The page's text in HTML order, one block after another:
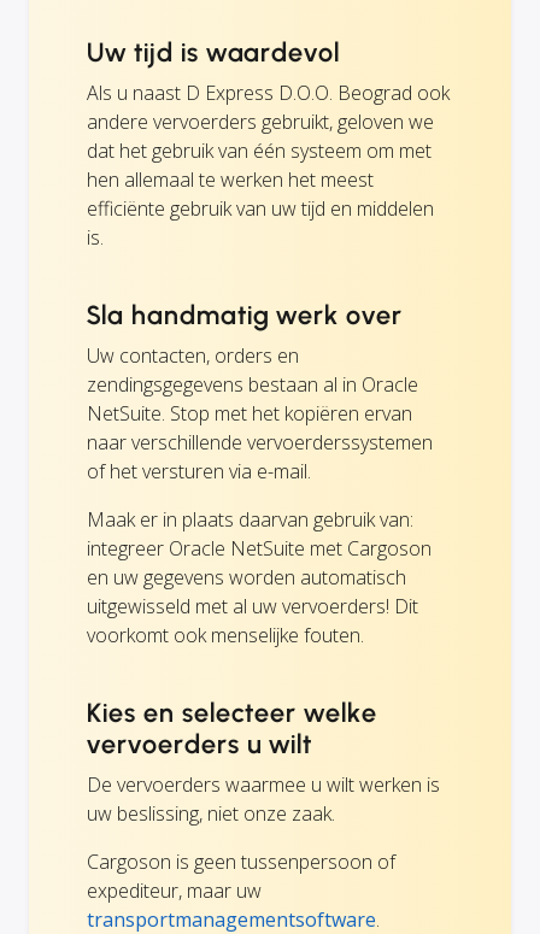
Uw tijd is waardevol
Als u naast D Express D.O.O. Beograd ook
andere vervoerders gebruikt, geloven we
dat het gebruik van één systeem om met
hen allemaal te werken het meest
efficiënte gebruik van uw tijd en middelen
is.
Sla handmatig werk over
Uw contacten, orders en
zendingsgegevens bestaan al in Oracle
NetSuite. Stop met het kopiëren ervan
naar verschillende vervoerderssystemen
of het versturen via e-mail.
Maak er in plaats daarvan gebruik van:
integreer Oracle NetSuite met Cargoson
en uw gegevens worden automatisch
uitgewisseld met al uw vervoerders! Dit
voorkomt ook menselijke fouten.
Kies en selecteer welke
vervoerders u wilt
De vervoerders waarmee u wilt werken is
uw beslissing, niet onze zaak.
Cargoson is geen tussenpersoon of
expediteur, maar uw
transportmanagementsoftware.